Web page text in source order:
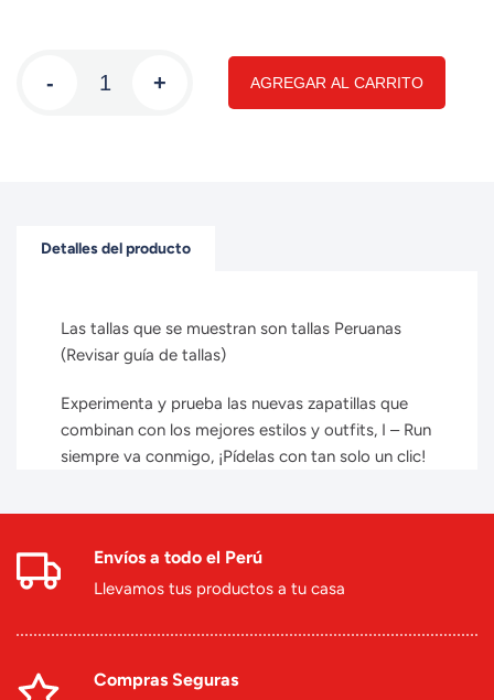
- + AGREGAR AL CARRITO
Detalles del producto
Las tallas que se muestran son tallas Peruanas
(Revisar guía de tallas)
Experimenta y prueba las nuevas zapatillas que
combinan con los mejores estilos y outfits, I – Run
siempre va conmigo, ¡Pídelas con tan solo un clic!
Envíos a todo el Perú
Llevamos tus productos a tu casa
Compras Seguras